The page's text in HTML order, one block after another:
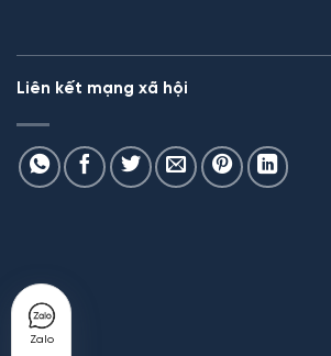
Zalo
Liên kết mạng xã hội